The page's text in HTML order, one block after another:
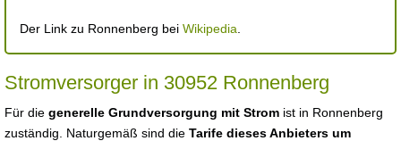
Der Link zu Ronnenberg bei Wikipedia
Stromversorger in 30952 Ronnenberg
Für die generelle Grundversorgung mit Strom ist in Ronnenberg
zuständig. Naturgemäß sind die Tarife dieses Anbieters um